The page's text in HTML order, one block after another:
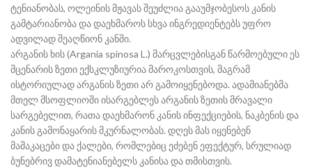
ტენიანობას, ოლეინის მჟავას შეუძლია გააუმჯობესოს კანის
გამტარიანობა და დაეხმაროს სხვა ინგრედიენტებს უფრო
ადვილად შეაღწიონ კანში.
არგანის ხის (Argania spinosa L.) მარცვლებისგან წარმოებული ეს
მცენარის ზეთი ექსკლუზიურია მაროკოსთვის, მაგრამ
ისტორიულად არგანის ზეთი არ გამოიყენებოდა. ადამიანებმა
მთელ მსოფლიოში ისარგებლეს არგანის ზეთის მრავალი
სარგებელით, რათა დაეხმარონ კანის ინფექციების, ნაკბენის და
კანის გამონაყარის მკურნალობას. დღეს მას იყენებენ
მამაკაცები და ქალები, რომლებიც ეძებენ ეფექტურ, სრულიად
ბუნებრივ დამატენიანებელს კანისა და თმისთვის.